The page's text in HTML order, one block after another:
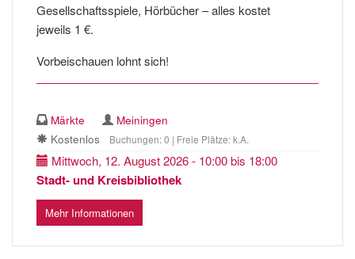
Gesellschaftsspiele, Hörbücher – alles kostet
jeweils 1 €.
Vorbeischauen lohnt sich!
Märkte
Meiningen
Kostenlos
Buchungen: 0 | Freie Plätze: k.A.
Mittwoch, 12. August 2026 - 10:00 bis 18:00
Stadt- und Kreisbibliothek
Mehr Informationen